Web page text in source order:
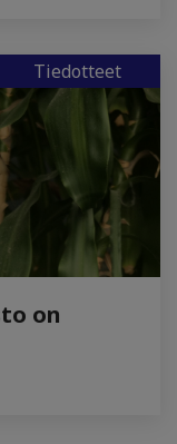
Tiedotteet
on